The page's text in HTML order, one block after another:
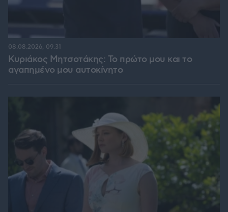
Κυριάκος Μητσοτάκης: Το πρώτο μου και το
αγαπημένο μου αυτοκίνητο
08.08.2026, 09:31